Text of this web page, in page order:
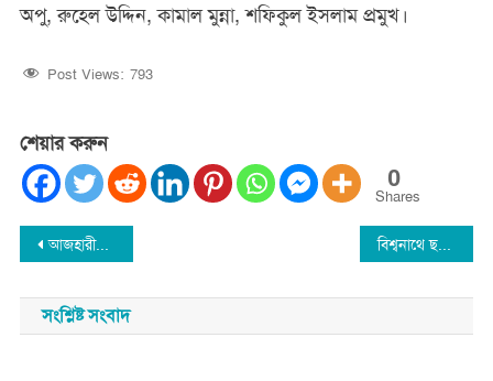
অপু, রুহেল উদ্দিন, কামাল মুন্না, শফিকুল ইসলাম প্রমুখ।
Post Views: 793
শেয়ার করুন
0
Shares
Post
navigation
আজহারীর মাহফিলে হিন্দু ধর্ম ত্যাগ করা সেই ১১ জন আটক বিশ্বনাথে ছদ্মবেশে চুরি করতে গিয়ে জনতার হাতে আটক-২ : লক্ষাধিক টাকা উদ্ধার
সংশ্লিষ্ট সংবাদ